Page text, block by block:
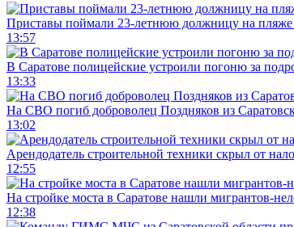
Приставы поймали 23-летнюю должницу на пляже
13:57
В Саратове полицейские устроили погоню за
13:33
На СВО погиб доброволец Поздняков из
13:02
Арендодатель строительной техники скрыл от
12:55
На стройке моста в Саратове нашли мигрантов-
12:38